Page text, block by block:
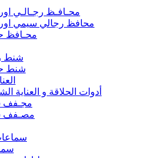
محـافـظ رجـالـي
محافظ رجالي سيمي
محـافظ
شنط
شنط
أدوات الحلاقة و العناية
مجـفف
مصـفف